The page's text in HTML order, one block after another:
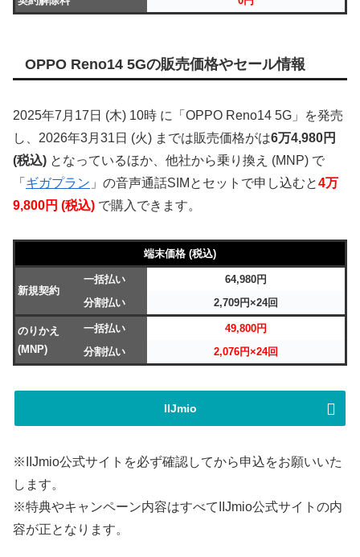
OPPO Reno14 5Gの販売価格やセール情報
2025年7月17日 (木) 10時 に「OPPO Reno14 5G」を発売
し、2026年3月31日 (火) までは販売価格がは6万4,980円
(税込) となっているほか、他社から乗り換え (MNP) で
「 ギガプラン 」の音声通話SIMとセットで申し込むと4万
9,800円 (税込) で購入できます。
端末価格 (税込)
新規契約
一括払い
64,980円
分割払い
2,709円×24回
のりかえ
(MNP)
一括払い
49,800円
分割払い
2,076円×24回
IIJmio
※IIJmio公式サイトを必ず確認してから申込をお願いいた
します。
※特典やキャンペーン内容はすべてIIJmio公式サイトの内
容が正となります。